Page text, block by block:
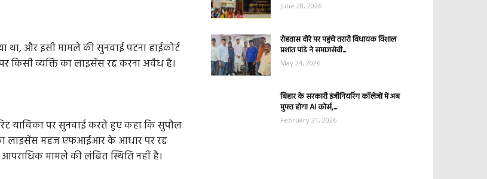
था, और इसी मामले की सुनवाई पटना हाईकोर्ट
व्यक्ति का लाइसेंस रद्द करना अवैध है।
रिट याचिका पर सुनवाई करते हुए कहा कि सुपौल
लाइसेंस महज एफआईआर के आधार पर रद्द
मामले की लंबित स्थिति नहीं है।
June 28, 2026
रोहतास दौरे पर पहुंचे तरारी विधायक विशाल
प्रशांत पांडे ने समाजसेवी...
May 24, 2026
बिहार के सरकारी इंजीनियरिंग कॉलेजों में अब
मुफ्त होगा AI कोर्स,...
February 21, 2026